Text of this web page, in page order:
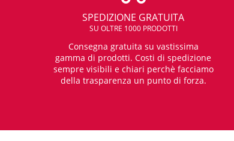
SPEDIZIONE GRATUITA
SU OLTRE 1000 PRODOTTI
Consegna gratuita su vastissima
gamma di prodotti. Costi di spedizione
sempre visibili e chiari perchè facciamo
della trasparenza un punto di forza.